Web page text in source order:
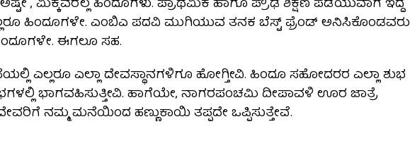
, ಮಿಕ್ಕವರೆಲ್ಲ ಹಿಂದೂಗಳು. ಪ್ರಾಥಮಿಕ ಹಾಗೂ ಪ್ರೌಢ ಶಿಕ್ಷಣ ಪಡೆಯುವಾಗ ಇದ್ದ
ಹಿಂದೂಗಳೇ. ಎಂಬಿಎ ಪದವಿ ಮುಗಿಯುವ ತನಕ ಬೆಸ್ಟ್ ಫ್ರೆಂಡ್ ಅನಿಸಿಕೊಂಡವರು
ಈಗಲೂ ಸಹ.
ಎಲ್ಲರೂ ಎಲ್ಲಾ ದೇವಸ್ಥಾನಗಳಿಗೂ ಹೋಗ್ತೀವಿ. ಹಿಂದೂ ಸಹೋದರರ ಎಲ್ಲಾ ಶುಭ
ಭಾಗವಹಿಸುತ್ತೀವಿ. ಹಾಗೆಯೇ, ನಾಗರಪಂಚಮಿ ದೀಪಾವಳಿ ಊರ ಜಾತ್ರೆ
ನಮ್ಮ ಮನೆಯಿಂದ ಹಣ್ಣುಕಾಯಿ ತಪ್ಪದೇ ಒಪ್ಪಿಸುತ್ತೇವೆ.